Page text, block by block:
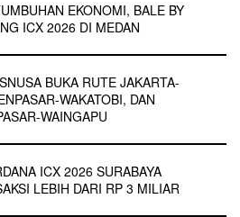
EKONOMI, BALE BY
ICX 2026 DI MEDAN
BUKA RUTE JAKARTA-
WAKATOBI, DAN
WAINGAPU
ICX 2026 SURABAYA
LEBIH DARI RP 3 MILIAR